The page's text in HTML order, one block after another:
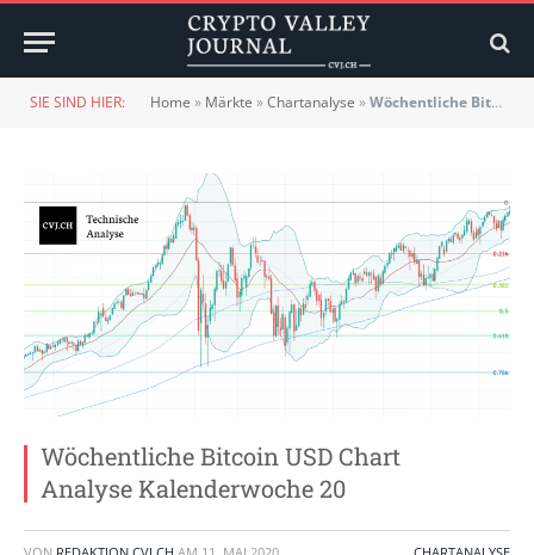
SIE SIND HIER: Home » Märkte »Chartanalyse »Wöchentliche Bitcoin USD Chart Analyse Kalenderwoche 20
Wöchentliche Bitcoin USD Chart
Analyse Kalenderwoche 20